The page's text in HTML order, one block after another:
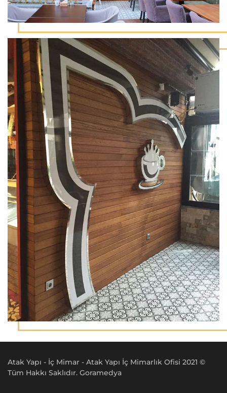
Atak Yapı - İç Mimar - Atak Yapı İç Mimarlık Ofisi 2021 ©
Tüm Hakkı Saklıdır. Goramedya